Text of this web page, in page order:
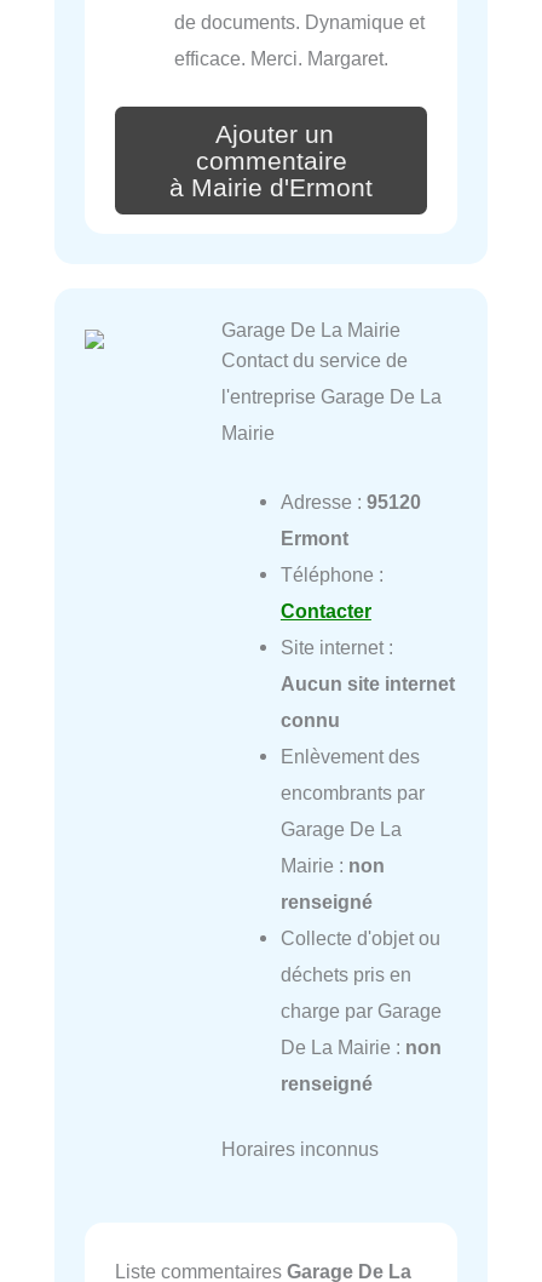
de documents. Dynamique et
efficace. Merci. Margaret.
Ajouter un
commentaire
à Mairie d'Ermont
Garage De La Mairie
Contact du service de
l'entreprise Garage De La
Mairie
Adresse : 95120
Ermont
Téléphone :
Contacter
Site internet :
Aucun site internet
connu
Enlèvement des
encombrants par
Garage De La
Mairie : non
renseigné
Collecte d'objet ou
déchets pris en
charge par Garage
De La Mairie : non
renseigné
Horaires inconnus
Liste commentaires Garage De La